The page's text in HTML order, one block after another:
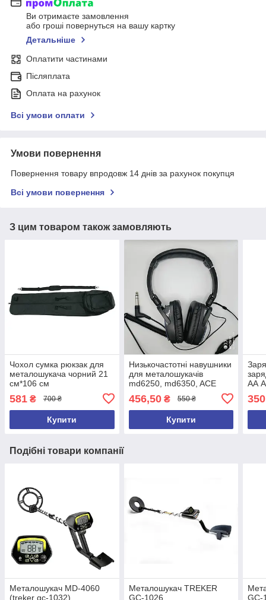
Ви отримаєте замовлення
або гроші повернуться на вашу картку
Детальніше
Оплатити частинами
Післяплата
Оплата на рахунок
Всі умови оплати
Умови повернення
Повернення товару впродовж 14 днів за рахунок покупця
Всі умови повернення
З цим товаром також замовляють
Чохол сумка рюкзак для
металошукача чорний 21
см*106 см
581 ₴ 700 ₴
Купити
Низькочастотні навушники
для металошукачів
md6250, md6350, ACE
ACE350, GARRET 2026 рік
456,50₴ 550 ₴
Купити
АА
Подібні товари компанії
Металошукач MD-4060
(treker gc-1032)
Металошукач TREKER
GC-1026
GC-